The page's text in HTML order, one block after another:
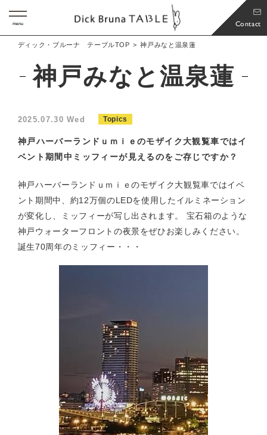
Contact
menu
ディック・ブルーナ テーブルTOP 神戸みなと温泉蓮
神戸みなと温泉蓮
2025.07.30 Wed Topics
神戸ハーバーランドｕｍｉｅのモザイク大観覧車ではイ
ベント期間中ミッフィーが見えるのをご存じですか？
神戸ハーバーランドｕｍｉｅのモザイク大観覧車ではイベ
ント期間中、約12万個のLEDを使用したイルミネーション
が変化し、ミッフィーが写し出されます。 宝石箱のような
神戸ウォーターフロントの夜景をぜひお楽しみください。
誕生70周年のミッフィー・・・